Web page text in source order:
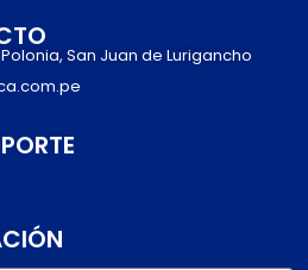
San Juan de Lurigancho